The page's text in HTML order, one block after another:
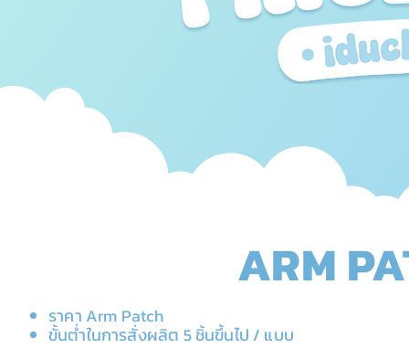
ARM
ราคา Arm Patch
ขั้นต่ำในการสั่งผลิต 5 ชิ้นขึ้นไป / แบบ